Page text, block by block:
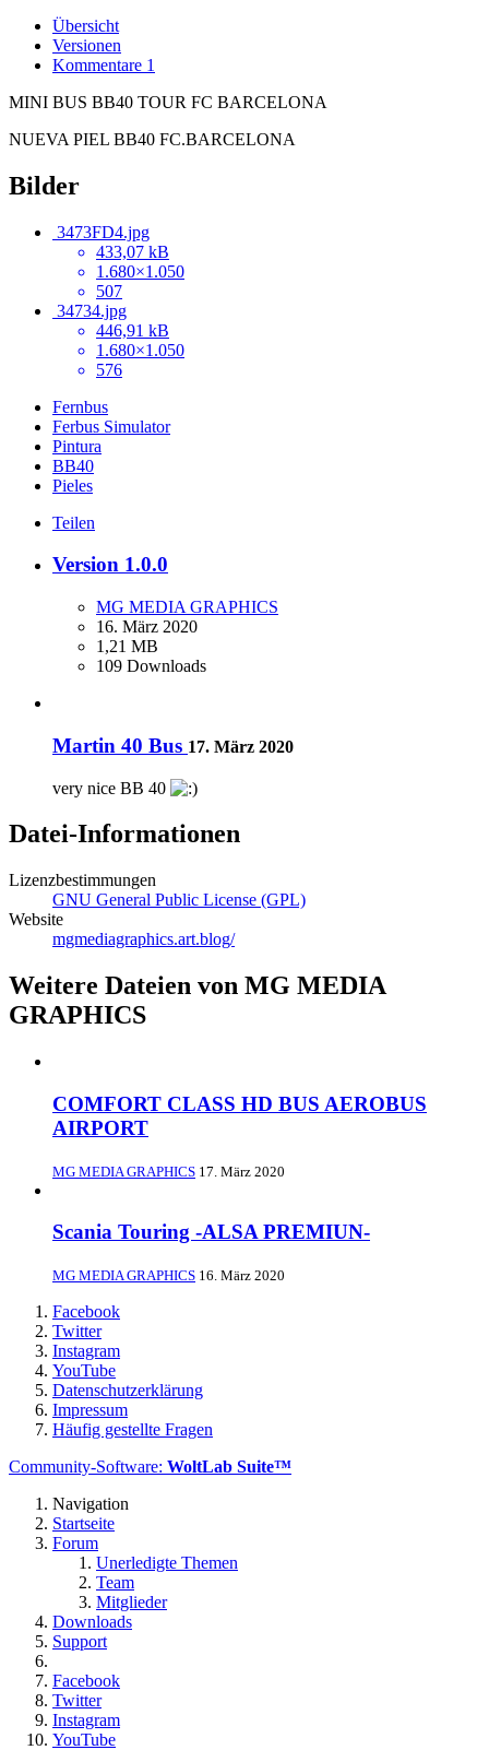
Übersicht
Versionen
Kommentare 1
MINI BUS BB40 TOUR FC BARCELONA
NUEVA PIEL BB40 FC.BARCELONA
Bilder
3473FD4.jpg
433,07 kB
1.680×1.050
507
34734.jpg
446,91 kB
1.680×1.050
576
Fernbus
Ferbus Simulator
Pintura
BB40
Pieles
Teilen
Version 1.0.0
MG MEDIA GRAPHICS
16. März 2020
1,21 MB
109 Downloads
Martin 40 Bus 17. März 2020
very nice BB 40
Datei-Informationen
Lizenzbestimmungen
GNU General Public License (GPL)
Website
mgmediagraphics.art.blog/
Weitere Dateien von MG MEDIA
GRAPHICS
COMFORT CLASS HD BUS AEROBUS
AIRPORT
MG MEDIA GRAPHICS 17. März 2020
Scania Touring -ALSA PREMIUN-
MG MEDIA GRAPHICS 16. März 2020
Facebook
Twitter
Instagram
YouTube
Datenschutzerklärung
Impressum
Häufig gestellte Fragen
Community-Software: WoltLab Suite™
Navigation
Startseite
Forum
Unerledigte Themen
Team
Mitglieder
Downloads
Support
Facebook
Twitter
Instagram
YouTube